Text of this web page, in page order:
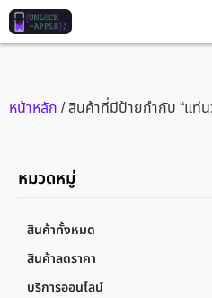
หน้าหลัก / สินค้าที่มีป้ายกำกับ “แท่
หมวดหมู่
สินค้าทั้งหมด
สินค้าลดราคา
บริการออนไลน์